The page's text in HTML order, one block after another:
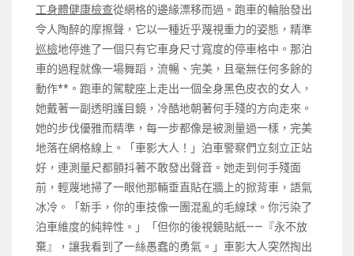
工身體健康檢查從網格的邊緣漂移而過。跑車的輪胎發出
令人陶醉的摩擦聲，它以一種近乎蔑視重力的姿態，精準
巡檢地停進了一個只有它車身尺寸寬度的停車格中。那泊
車的過程就像一場舞蹈，流暢、完美，且毫無任何多餘的
動作**。跑車的駕駛座上走出一個全身黑色皮衣的女人，
她戴著一副透明護目鏡，冷酷地朝著何手殘的方向走來。
她的步伐優雅而精準，每一步都像是被測量過一樣，完美
地落在網格線上。「車影大人！」泊車警察們立刻立正站
好，連測量尺都顫抖著不敢發出聲音。她走到何手殘面
前，輕蔑地掃了一眼他那輛垂直貼在牆上的掀背車，語氣
冰冷。「新手，你的車技像一團混亂的毛線球。你污染了
泊車維度的純粹性。」「但你的後視鏡貼紙——『永不放
棄』，讓我看到了一絲愚蠢的勇氣。」車影大人突然掏出